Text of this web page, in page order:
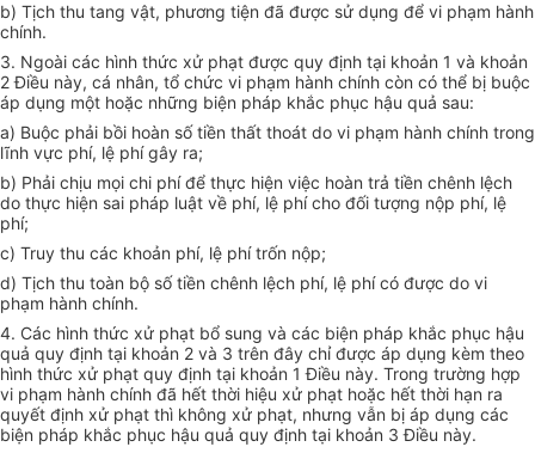
b) Tịch thu tang vật, phương tiện đã được sử dụng để vi phạm hành
chính.
3. Ngoài các hình thức xử phạt được quy định tại khoản 1 và khoản
2 Điều này, cá nhân, tổ chức vi phạm hành chính còn có thể bị buộc
áp dụng một hoặc những biện pháp khắc phục hậu quả sau:
a) Buộc phải bồi hoàn số tiền thất thoát do vi phạm hành chính trong
lĩnh vực phí, lệ phí gây ra;
b) Phải chịu mọi chi phí để thực hiện việc hoàn trả tiền chênh lệch
do thực hiện sai pháp luật về phí, lệ phí cho đối tượng nộp phí, lệ
phí;
c) Truy thu các khoản phí, lệ phí trốn nộp;
d) Tịch thu toàn bộ số tiền chênh lệch phí, lệ phí có được do vi
phạm hành chính.
4. Các hình thức xử phạt bổ sung và các biện pháp khắc phục hậu
quả quy định tại khoản 2 và 3 trên đây chỉ được áp dụng kèm theo
hình thức xử phạt quy định tại khoản 1 Điều này. Trong trường hợp
vi phạm hành chính đã hết thời hiệu xử phạt hoặc hết thời hạn ra
quyết định xử phạt thì không xử phạt, nhưng vẫn bị áp dụng các
biện pháp khắc phục hậu quả quy định tại khoản 3 Điều này.